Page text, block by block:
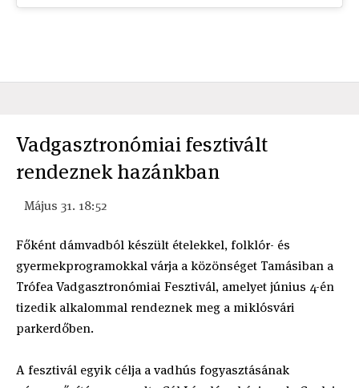
Vadgasztronómiai fesztivált
rendeznek hazánkban
Május 31. 18:52
Főként dámvadból készült ételekkel, folklór- és
gyermekprogramokkal várja a közönséget Tamásiban a
Trófea Vadgasztronómiai Fesztivál, amelyet június 4-én
tizedik alkalommal rendeznek meg a miklósvári
parkerdőben.
A fesztivál egyik célja a vadhús fogyasztásának